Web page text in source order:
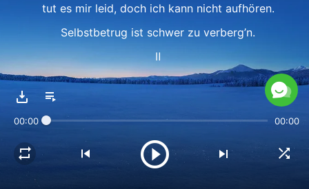
tut es mir leid, doch ich kann nicht aufhören.
Selbstbetrug ist schwer zu verberg’n.
Ⅱ
Nicht wissend, dass Du treu bist,
wer kann Dich zurückhalten?
00:00 00:00